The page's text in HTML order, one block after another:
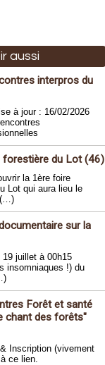
aussi
interpros du
à jour : 16/02/2026
forestière du Lot (46)
la 1ère foire
Lot qui aura lieu le
(…)
sur la
19 juillet à 00h15
insomniaques !) du
Forêt et santé
chant des forêts"
& Inscription (vivement
ce lien.